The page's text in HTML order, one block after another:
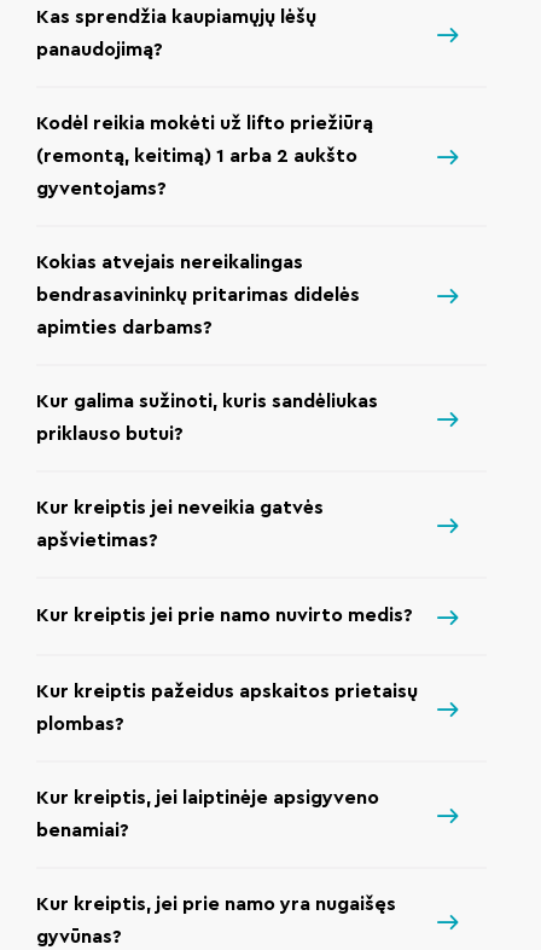
Kas sprendžia kaupiamųjų lėšų
panaudojimą?
Kodėl reikia mokėti už lifto priežiūrą
(remontą, keitimą) 1 arba 2 aukšto
gyventojams?
Kokias atvejais nereikalingas
bendrasavininkų pritarimas didelės
apimties darbams?
Kur galima sužinoti, kuris sandėliukas
priklauso butui?
Kur kreiptis jei neveikia gatvės
apšvietimas?
Kur kreiptis jei prie namo nuvirto medis?
Kur kreiptis pažeidus apskaitos prietaisų
plombas?
Kur kreiptis, jei laiptinėje apsigyveno
benamiai?
Kur kreiptis, jei prie namo yra nugaišęs
gyvūnas?